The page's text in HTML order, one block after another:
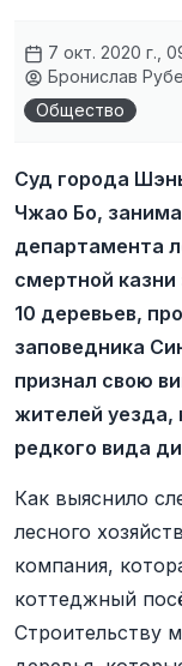
7 окт. 2020 г.,
Бронислав
Общество
Суд города
Чжао Бо,
департамента
смертной
10 деревьев,
заповедника
признал свою
жителей уезда,
редкого вида
Как выяснило
лесного
компания,
коттеджный
Строительству